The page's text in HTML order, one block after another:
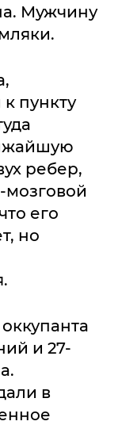
Мужчину
пункту
ребер,
мозговой
его
но
и 27-
в